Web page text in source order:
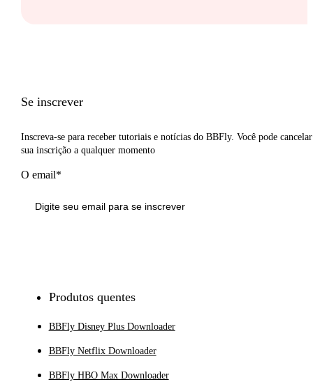
Se inscrever
Inscreva-se para receber tutoriais e notícias do BBFly. Você pode cancelar
sua inscrição a qualquer momento
O email*
Produtos quentes
BBFly Disney Plus Downloader
BBFly Netflix Downloader
BBFly HBO Max Downloader